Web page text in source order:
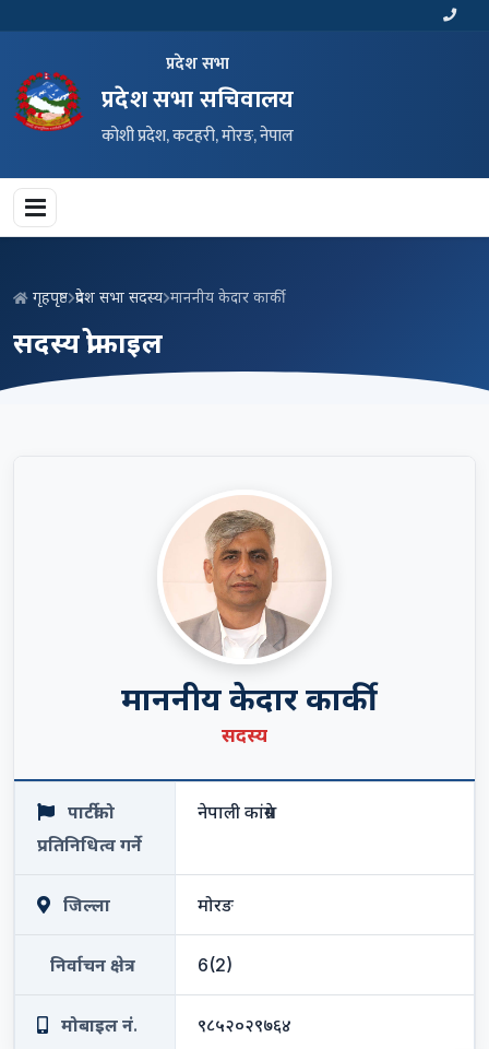
प्रदेश सभा
प्रदेश सभा सचिवालय
कोशी प्रदेश, कटहरी, मोरङ, नेपाल
गृहपृष्ठ प्रदेश सभा सदस्य माननीय केदार कार्की
सदस्य प्रोफाइल
माननीय केदार कार्की
सदस्य
पार्टीको
प्रतिनिधित्व गर्ने
नेपाली कांग्रेस
जिल्ला मोरङ
निर्वाचन क्षेत्र 6(2)
मोबाइल नं. ९८५२०२९७६४